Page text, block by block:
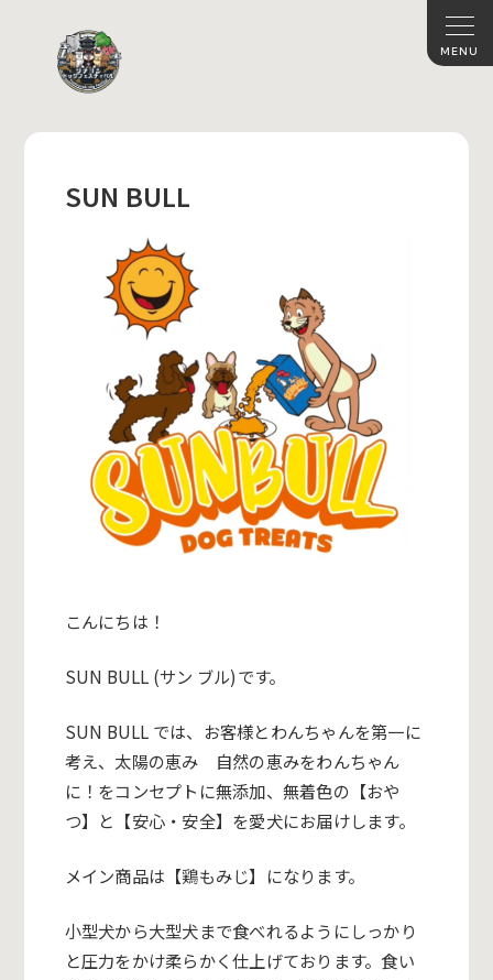
SUN BULL
こんにちは！
SUN BULL (サン ブル)です。
SUN BULL では、お客様とわんちゃんを第一に
考え、太陽の恵み 自然の恵みをわんちゃん
に！をコンセプトに無添加、無着色の【おや
つ】と【安心・安全】を愛犬にお届けします。
メイン商品は【鶏もみじ】になります。
小型犬から大型犬まで食べれるようにしっかり
と圧力をかけ柔らかく仕上げております。食い